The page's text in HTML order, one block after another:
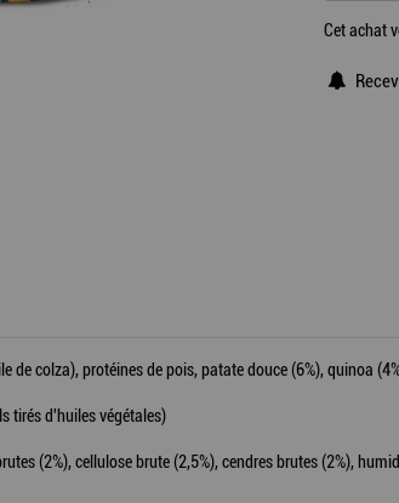
Cet achat
de colza), protéines de pois, patate douce (6%), quinoa
tirés d'huiles végétales)
(2%), cellulose brute (2,5%), cendres brutes (2%),